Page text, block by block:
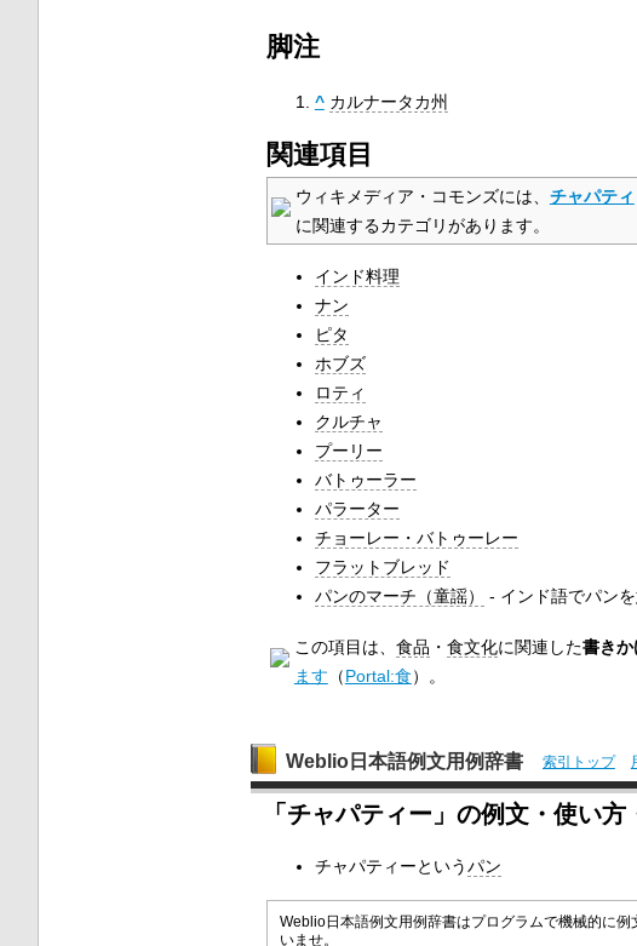
脚注
^ カルナータカ州
関連項目
ウィキメディア・コモンズには、 チャパティ
に関連するカテゴリがあります。
インド料理
ナン
ピタ
ホブズ
ロティ
クルチャ
プーリー
バトゥーラー
パラーター
チョーレー・バトゥーレー
フラットブレッド
パンのマーチ（童謡）
- インド語でパン
この項目は、 食品 ・ 食文化に関連した書きか
ます （Portal:食）。
Weblio日本語例文用例辞書 索引トップ
「チャパティー」の例文・使い方
チャパティーというパン
Weblio日本語例文用例辞書はプログラムで機械的に
いませ。